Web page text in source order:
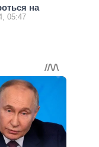
на
05:47